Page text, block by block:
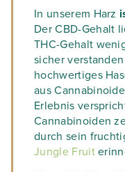
In unserem Harz
Der CBD-Gehalt
THC-Gehalt
sicher
hochwertiges
aus
Erlebnis
Cannabinoiden
durch sein
Jungle Fruit